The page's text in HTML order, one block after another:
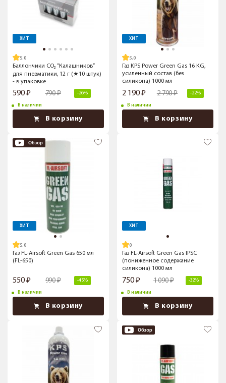
ХИТ
5.0
Баллончики CO₂ ”Калашников”
для пневматики, 12 г (★10 штук)
- в упаковке
590 790 -26%
В наличии
В корзину
ХИТ
5.0
Газ KPS Power Green Gas 16 KG,
усиленный состав (без
силикона) 1000 мл
2 190 2 790 -22%
В наличии
В корзину
ХИТ
5.0
Газ FL-Airsoft Green Gas 650 мл
(FL-650)
550 990 -45%
В наличии
В корзину
ХИТ
Газ FL-Airsoft Green Gas IPSC
(пониженное содержание
силикона) 1000 мл
750 1 090 -32%
В наличии
В корзину